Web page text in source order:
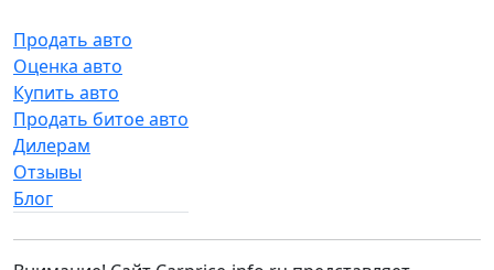
Продать авто
Оценка авто
Купить авто
Продать битое авто
Дилерам
Отзывы
Блог